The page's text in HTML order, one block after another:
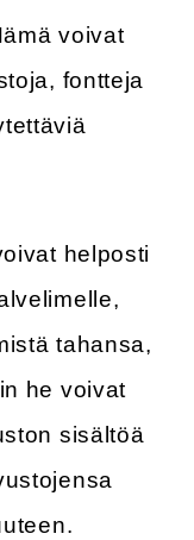
voivat
fontteja
helposti
tahansa,
he voivat
sisältöä